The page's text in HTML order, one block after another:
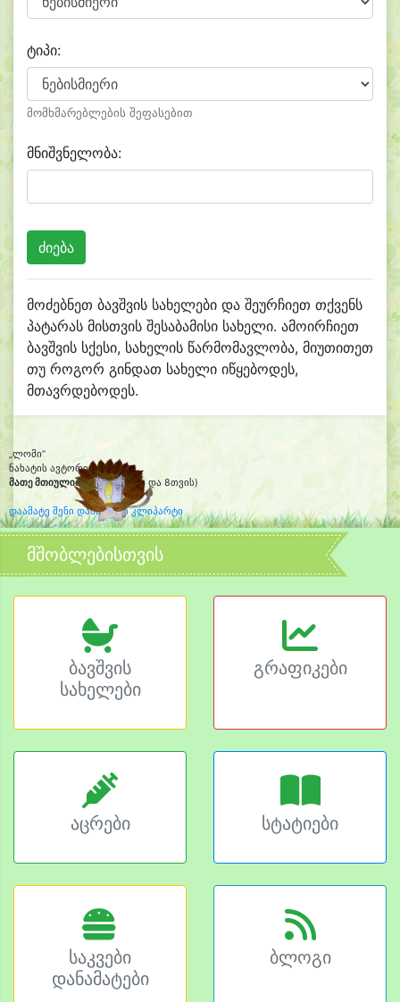
ტიპი:
მომხმარებლების შეფასებით
მნიშვნელობა:
მოძებნეთ ბავშვის სახელები და შეურჩიეთ თქვენს
პატარას მისთვის შესაბამისი სახელი. ამოირჩიეთ
ბავშვის სქესი, სახელის წარმომავლობა, მიუთითეთ
თუ როგორ გინდათ სახელი იწყებოდეს,
მთავრდებოდეს.
„ლომი“
ნახატის ავტორი:
მათე მთიულიშვილი(5წლის და 8თვის)
დაამატე შენი დახატული კლიპარტი
მშობლებისთვის
ბავშვის
სახელები
გრაფიკები
აცრები სტატიები
საკვები
დანამატები
ბლოგი